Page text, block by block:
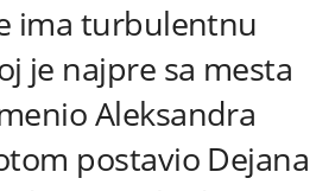
ima turbulentnu
je najpre sa mesta
Aleksandra
postavio Dejana